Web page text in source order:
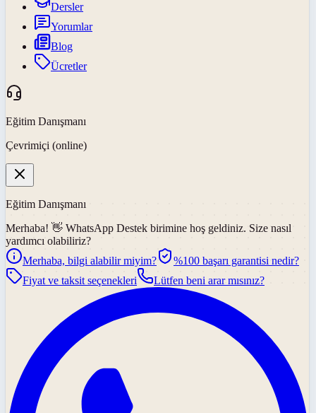
Dersler
Yorumlar
Blog
Ücretler
Eğitim Danışmanı
Çevrimiçi (online)
Eğitim Danışmanı
Merhaba! 👋 WhatsApp Destek birimine hoş geldiniz. Size nasıl
yardımcı olabiliriz?
Merhaba, bilgi alabilir miyim?
%100 başarı garantisi nedir?
Fiyat ve taksit seçenekleri
Lütfen beni arar mısınız?